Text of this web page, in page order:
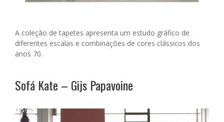
A coleção de tapetes apresenta um estudo gráfico de
diferentes escalas e combinações de cores clássicos dos
anos 70.
Sofá Kate – Gijs Papavoine